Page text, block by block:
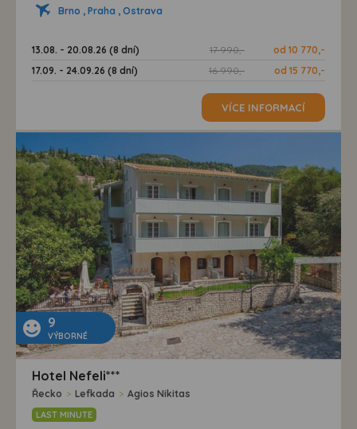
Brno , Praha , Ostrava
13.08. - 20.08.26 (8 dní) 17 990,-
od 10 770,-
17.09. - 24.09.26 (8 dní)
16 990,- od 15 770,-
VÍCE INFORMACÍ
9
VÝBORNÉ
Hotel Nefeli***
Řecko > Lefkada > Agios Nikitas
LAST MINUTE